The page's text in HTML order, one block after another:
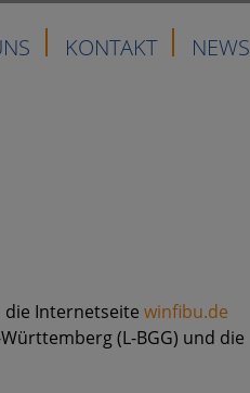
KONTAKT NEWS
die Internetseite winfibu.de
(L-BGG) und die